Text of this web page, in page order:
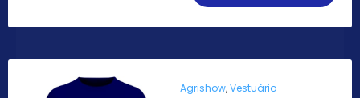
Agrishow,Vestuário